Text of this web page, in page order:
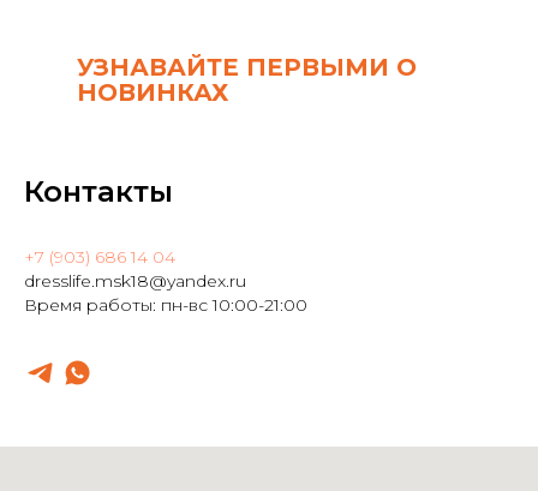
УЗНАВАЙТЕ ПЕРВЫМИ О
НОВИНКАХ
Контакты
+7 (903) 686 14 04
dresslife.msk18@yandex.ru
Время работы: пн-вс 10:00-21:00